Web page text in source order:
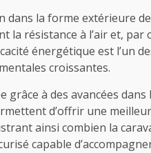
la forme extérieure
la résistance à l’air et,
énergétique est l’un
croissantes.
grâce à des avancées
d’offrir une
ainsi combien la
capable